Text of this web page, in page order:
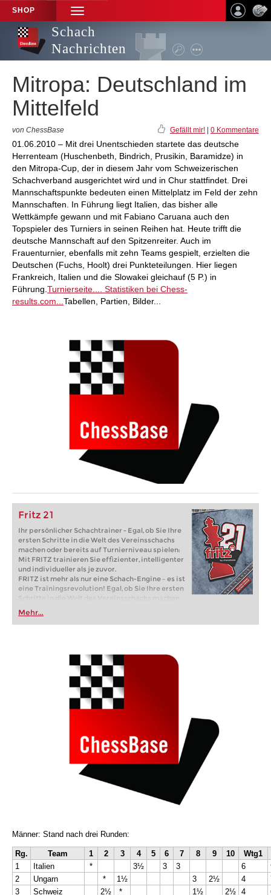
SHOP
TOGGLE
NAVIGATION
Schach
Nachrichten
Mitropa: Deutschland im
Mittelfeld
von ChessBase Gefällt mir! 0 Kommentare
01.06.2010 – Mit drei Unentschieden startete das deutsche
Herrenteam (Huschenbeth, Bindrich, Prusikin, Baramidze) in
den Mitropa-Cup, der in diesem Jahr vom Schweizerischen
Schachverband ausgerichtet wird und in Chur stattfindet. Drei
Mannschaftspunkte bedeuten einen Mittelplatz im Feld der zehn
Mannschaften. In Führung liegt Italien, das bisher alle
Wettkämpfe gewann und mit Fabiano Caruana auch den
Topspieler des Turniers in seinen Reihen hat. Heute trifft die
deutsche Mannschaft auf den Spitzenreiter. Auch im
Frauenturnier, ebenfalls mit zehn Teams gespielt, erzielten die
Deutschen (Fuchs, Hoolt) drei Punkteteilungen. Hier liegen
Frankreich, Italien und die Slowakei gleichauf (5 P.) in
Führung. Turnierseite....
Statistiken bei Chess-
results.com... Tabellen, Partien, Bilder...
Fritz 21
Ihr persönlicher Schachtrainer - Egal, ob Sie Ihre
ersten Schritte in die Welt des Vereinsschachs
machen oder bereits auf Turnierniveau spielen:
Mit FRITZ trainieren Sie effizienter, intelligenter
und individueller als je zuvor.
FRITZ ist mehr als nur eine Schach-Engine – es ist
eine Trainingsrevolution! Egal, ob Sie Ihre ersten
Schritte in die Welt des Vereinsschachs machen
oder bereits auf Turnierniveau spielen: Mit
FRITZ trainieren Sie effizienter, intelligenter und
individueller als je zuvor.
Mehr...
Männer: Stand nach drei Runden:
Rg. Team 1 2 3 4 5 6 7 8 9 10 Wtg1
1
Italien * 3½ 3 3 6
2
Ungarn * 1½ 3 2½ 4
3
Schweiz 2½ * 1½ 2½ 4